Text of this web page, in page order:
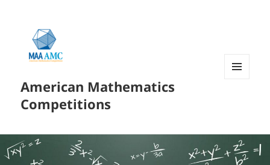
American Mathematics
Competitions